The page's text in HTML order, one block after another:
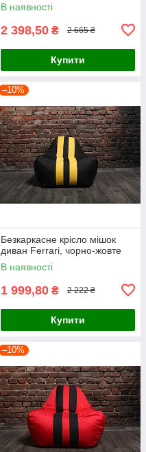
В наявності
2 398,50 ₴ 2 665 ₴
Купити
–10%
Безкаркасне крісло мішок
диван Ferrari, чорно-жовте
В наявності
1 999,80 ₴ 2 222 ₴
Купити
–10%